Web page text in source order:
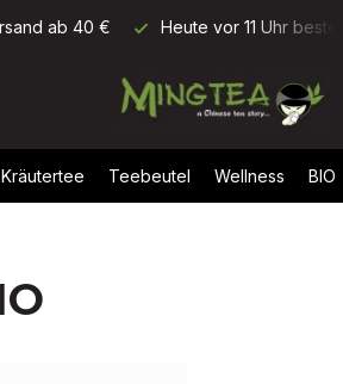
geliefert Bewertung: 9,5/10
Teebeutel Wellness BIO